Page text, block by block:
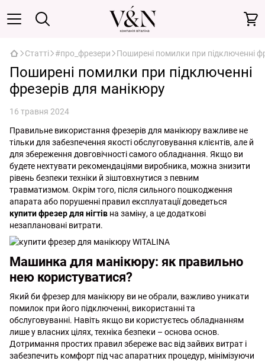
Статті #про_фрезери Поширені помилки при підключенні
Поширені помилки при підключенні
фрезерів для манікюру
16 травня 2024
Правильне використання фрезерів для манікюру важливе не
тільки для забезпечення якості обслуговування клієнтів, але й
для збереження довговічності самого обладнання. Якщо ви
будете нехтувати рекомендаціями виробника, можна знизити
рівень безпеки техніки й зіштовхнутися з певним
травматизмом. Окрім того, після сильного пошкодження
апарата або порушенні правил експлуатації доведеться
купити фрезер для нігтів на заміну, а це додаткові
незаплановані витрати.
Машинка для манікюру: як правильно
нею користуватися?
Який би фрезер для манікюру ви не обрали, важливо уникати
помилок при його підключенні, використанні та
обслуговуванні. Навіть якщо ви користуєтесь обладнанням
лише у власних цілях, техніка безпеки – основа основ.
Дотримання простих правил збереже вас від зайвих витрат і
забезпечить комфорт під час апаратних процедур, мінімізуючи